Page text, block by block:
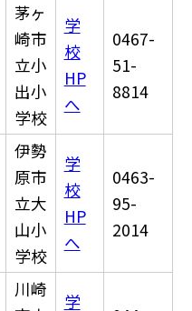
茅ヶ
崎市
立小
出小
学校
学
校
HP
へ
0467-
51-
8814
伊勢
原市
立大
山小
学校
学
校
HP
へ
0463-
95-
2014
川崎
学